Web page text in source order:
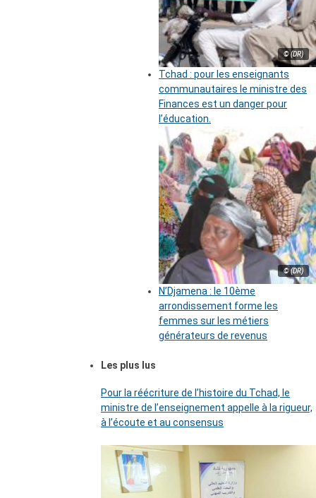
© (DR)
Tchad : pour les enseignants
communautaires le ministre des
Finances est un danger pour
l’éducation.
© (DR)
N’Djamena : le 10ème
arrondissement forme les
femmes sur les métiers
générateurs de revenus
Les plus lus
Pour la réécriture de l’histoire du Tchad, le
ministre de l’enseignement appelle à la rigueur,
à l’écoute et au consensus